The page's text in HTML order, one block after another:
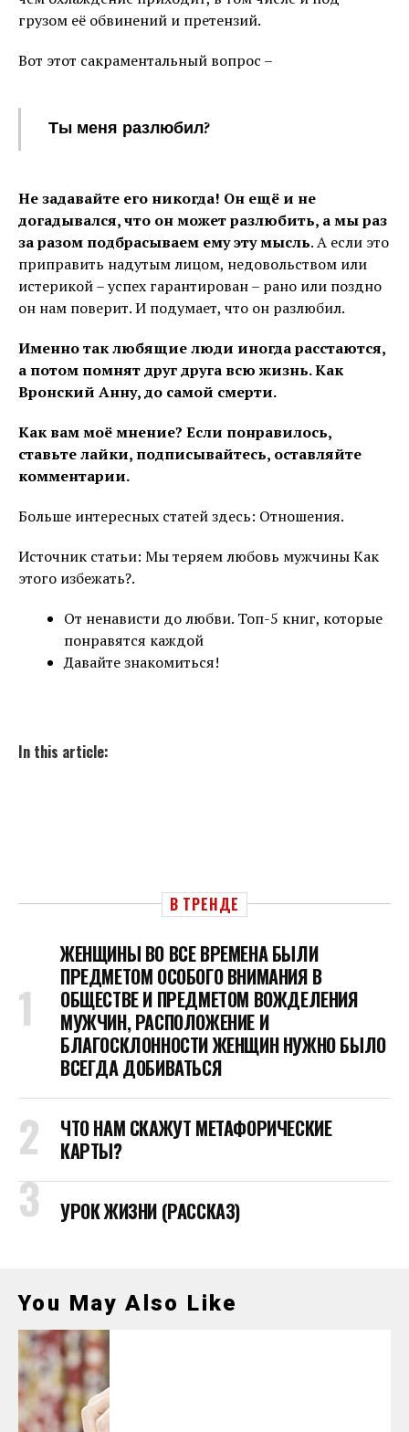
грузом её обвинений и претензий.
Вот этот сакраментальный вопрос –
Ты меня разлюбил?
Не задавайте его никогда! Он ещё и не
догадывался, что он может разлюбить, а мы раз
за разом подбрасываем ему эту мысль. А если это
приправить надутым лицом, недовольством или
истерикой – успех гарантирован – рано или поздно
он нам поверит. И подумает, что он разлюбил.
Именно так любящие люди иногда расстаются,
а потом помнят друг друга всю жизнь. Как
Вронский Анну, до самой смерти.
Как вам моё мнение? Если понравилось,
ставьте лайки, подписывайтесь, оставляйте
комментарии.
Больше интересных статей здесь: Отношения.
Источник статьи: Мы теряем любовь мужчины Как
этого избежать?.
От ненависти до любви. Топ-5 книг, которые
понравятся каждой
Давайте знакомиться!
In this article:
В ТРЕНДЕ
ЖЕНЩИНЫ ВО ВСЕ ВРЕМЕНА БЫЛИ
ПРЕДМЕТОМ ОСОБОГО ВНИМАНИЯ В
ОБЩЕСТВЕ И ПРЕДМЕТОМ ВОЖДЕЛЕНИЯ
МУЖЧИН, РАСПОЛОЖЕНИЕ И
БЛАГОСКЛОННОСТИ ЖЕНЩИН НУЖНО БЫЛО
ВСЕГДА ДОБИВАТЬСЯ
ЧТО НАМ СКАЖУТ МЕТАФОРИЧЕСКИЕ
КАРТЫ?
УРОК ЖИЗНИ (РАССКАЗ)
You May Also Like